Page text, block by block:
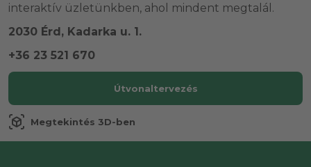
interaktív üzletünkben, ahol mindent megtalál.
2030 Érd, Kadarka u. 1.
+36 23 521 670
Útvonaltervezés
view_in_ar Megtekintés 3D-ben